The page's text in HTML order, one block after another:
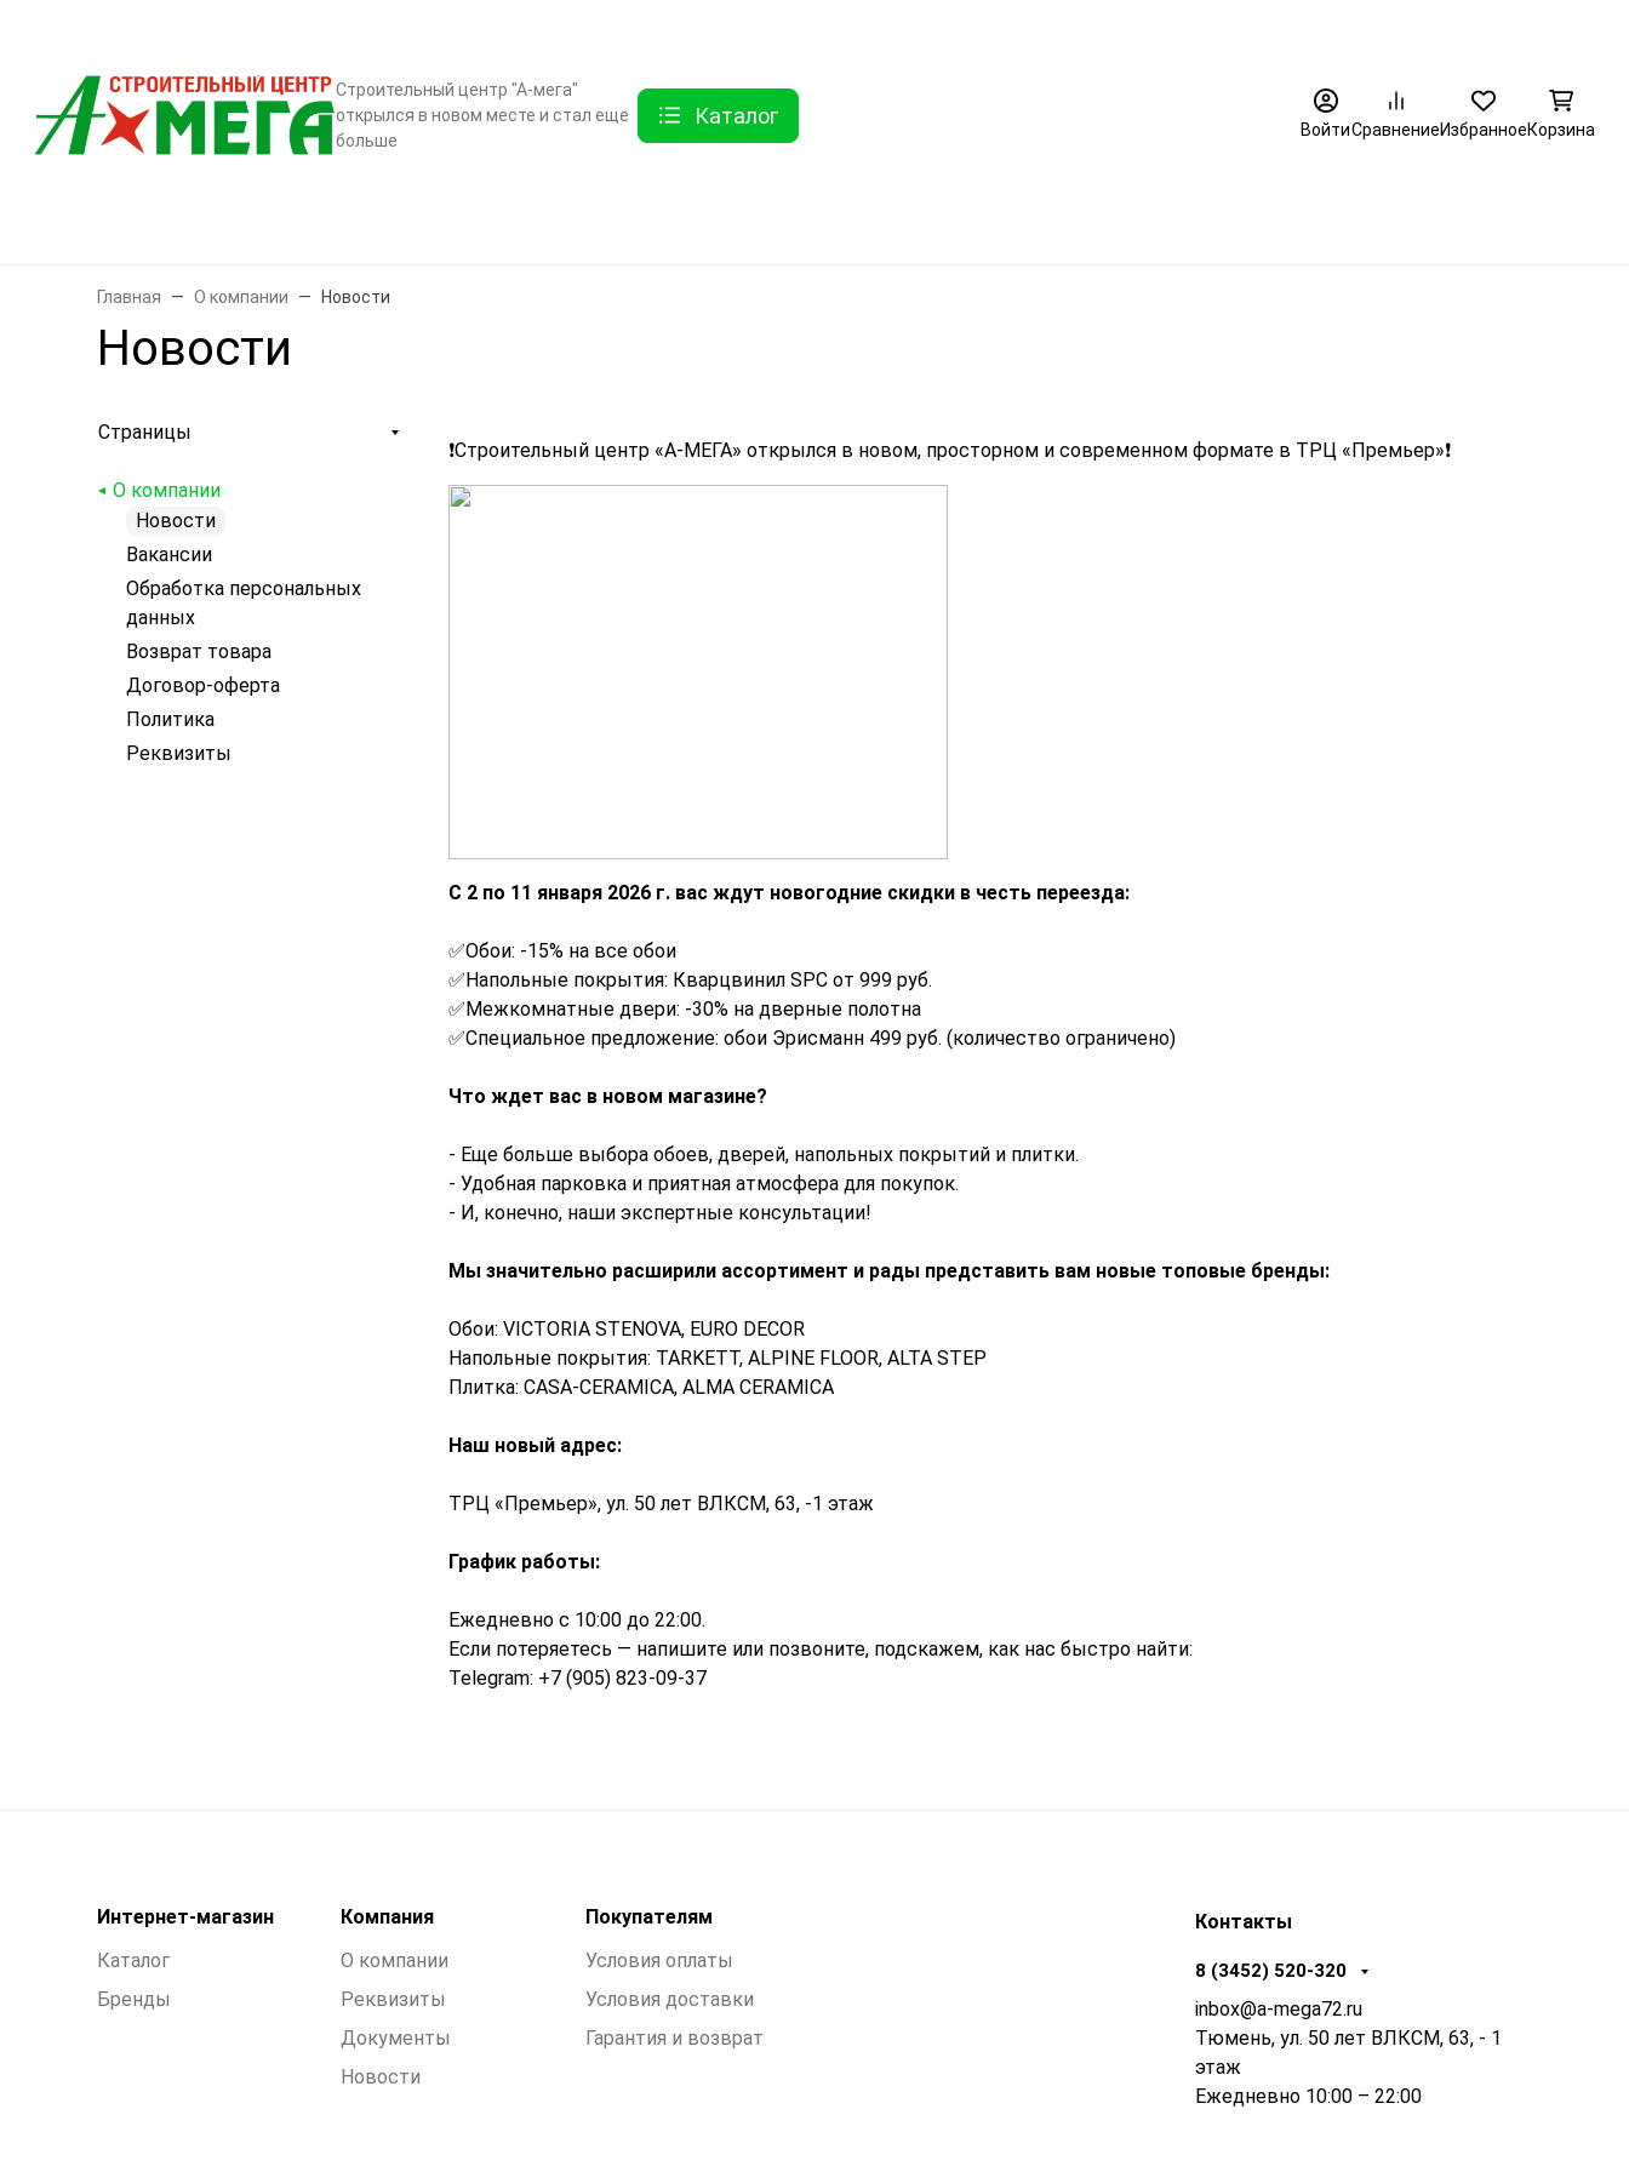
Строительный центр "А-мега"
открылся в новом месте и стал еще
больше
Каталог
ВойтиСравнениеИзбранноеКорзина
Главная О компании Новости
Новости
Страницы
О компании
Новости
Вакансии
Обработка персональных
данных
Возврат товара
Договор-оферта
Политика
Реквизиты
❗️Строительный центр «А-МЕГА» открылся в новом, просторном и современном формате в ТРЦ «Премьер»❗️
С 2 по 11 января 2026 г. вас ждут новогодние скидки в честь переезда:
✅Обои: -15% на все обои
✅Напольные покрытия: Кварцвинил SPC от 999 руб.
✅Межкомнатные двери: -30% на дверные полотна
✅Специальное предложение: обои Эрисманн 499 руб. (количество ограничено)
Что ждет вас в новом магазине?
- Еще больше выбора обоев, дверей, напольных покрытий и плитки.
- Удобная парковка и приятная атмосфера для покупок.
- И, конечно, наши экспертные консультации!
Мы значительно расширили ассортимент и рады представить вам новые топовые бренды:
Обои: VICTORIA STENOVA, EURO DECOR
Напольные покрытия: TARKETT, ALPINE FLOOR, ALTA STEP
Плитка: CASA-CERAMICA, ALMA CERAMICA
Наш новый адрес:
ТРЦ «Премьер», ул. 50 лет ВЛКСМ, 63, -1 этаж
График работы:
Ежедневно с 10:00 до 22:00.
Если потеряетесь — напишите или позвоните, подскажем, как нас быстро найти:
Telegram: +7 (905) 823-09-37
Интернет-магазин
Каталог
Бренды
Компания
О компании
Реквизиты
Документы
Новости
Покупателям
Условия оплаты
Условия доставки
Гарантия и возврат
Контакты
8 (3452) 520-320
inbox@a-mega72.ru
Тюмень, ул. 50 лет ВЛКСМ, 63, - 1
этаж
Ежедневно 10:00 – 22:00